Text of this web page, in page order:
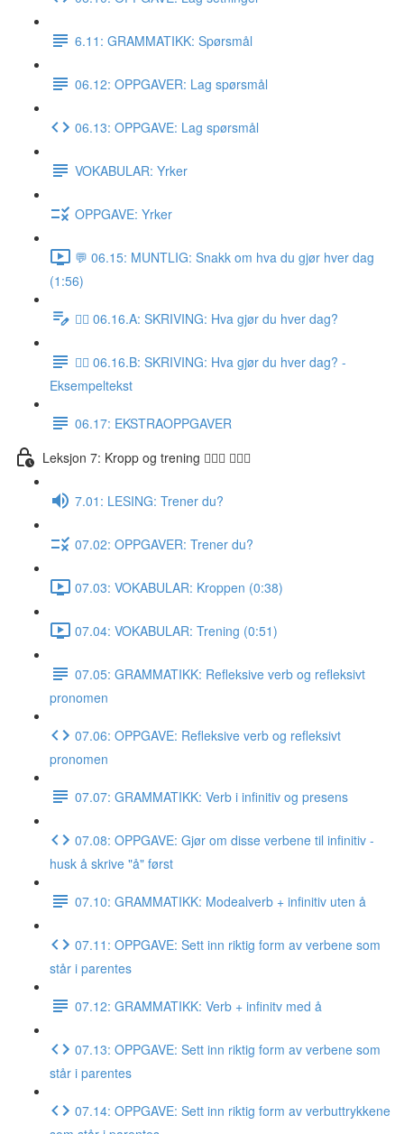
6.11: GRAMMATIKK: Spørsmål
06.12: OPPGAVER: Lag spørsmål
06.13: OPPGAVE: Lag spørsmål
VOKABULAR: Yrker
OPPGAVE: Yrker
💬 06.15: MUNTLIG: Snakk om hva du gjør hver dag
(1:56)
✍🏼 06.16.A: SKRIVING: Hva gjør du hver dag?
✍🏼 06.16.B: SKRIVING: Hva gjør du hver dag? -
Eksempeltekst
06.17: EKSTRAOPPGAVER
Leksjon 7: Kropp og trening 🚶🏼‍♀️ 🏋🏽‍♀️
7.01: LESING: Trener du?
07.02: OPPGAVER: Trener du?
07.03: VOKABULAR: Kroppen (0:38)
07.04: VOKABULAR: Trening (0:51)
07.05: GRAMMATIKK: Refleksive verb og refleksivt
pronomen
07.06: OPPGAVE: Refleksive verb og refleksivt
pronomen
07.07: GRAMMATIKK: Verb i infinitiv og presens
07.08: OPPGAVE: Gjør om disse verbene til infinitiv -
husk å skrive "å" først
07.10: GRAMMATIKK: Modealverb + infinitiv uten å
07.11: OPPGAVE: Sett inn riktig form av verbene som
står i parentes
07.12: GRAMMATIKK: Verb + infinitv med å
07.13: OPPGAVE: Sett inn riktig form av verbene som
står i parentes
07.14: OPPGAVE: Sett inn riktig form av verbuttrykkene